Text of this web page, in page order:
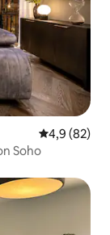
4,9 (82)
Soho